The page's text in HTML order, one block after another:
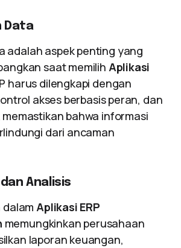
Data
adalah aspek penting yang
saat memilih Aplikasi
harus dilengkapi dengan
akses berbasis peran, dan
bahwa informasi
dari ancaman
Analisis
dalamAplikasi ERP
memungkinkan perusahaan
laporan keuangan,